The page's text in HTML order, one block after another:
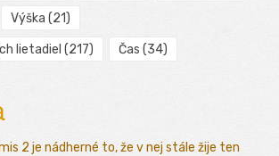
Výška (21)
lietadiel (217) Čas (34)
2 je nádherné to, že v nej stále žije ten